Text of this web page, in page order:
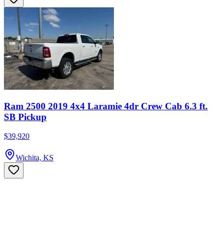
Ram 2500 2019 4x4 Laramie 4dr Crew Cab 6.3 ft.
SB Pickup
$39,920
Wichita, KS